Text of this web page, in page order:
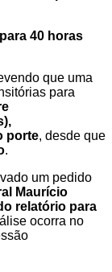
40 horas
que uma
para
porte, desde que
.
um pedido
Maurício
relatório para
ocorra no